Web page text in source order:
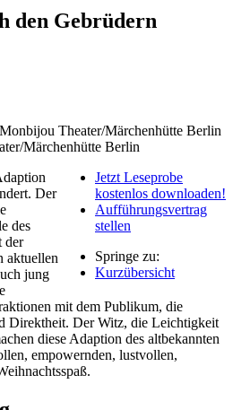
den Gebrüdern
Theater/Märchenhütte Berlin
Märchenhütte Berlin
Jetzt Leseprobe
kostenlos downloaden!
Aufführungsvertrag
stellen
Springe zu:
Kurzübersicht
Der
des
der
aktuellen
jung
mit dem Publikum, die
Direktheit. Der Witz, die Leichtigkeit
diese Adaption des altbekannten
empowernden, lustvollen,